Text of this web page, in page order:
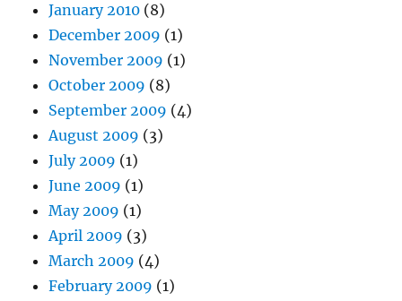
January 2010 (8)
December 2009 (1)
November 2009 (1)
October 2009 (8)
September 2009 (4)
August 2009 (3)
July 2009 (1)
June 2009 (1)
May 2009 (1)
April 2009 (3)
March 2009 (4)
February 2009 (1)